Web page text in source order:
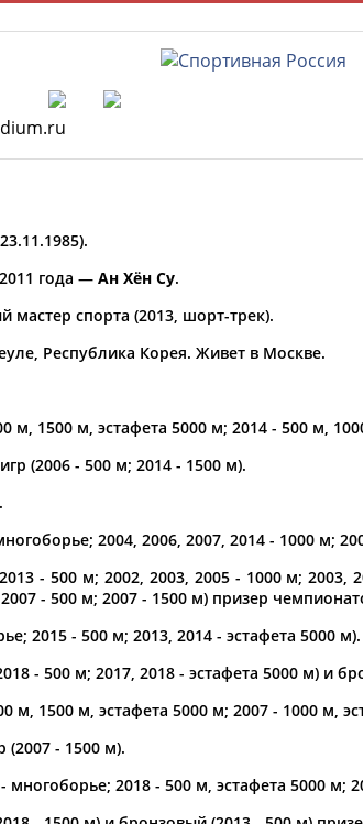
регион*
проживания
рождения
Виктор
Виктор
года — Ан Хён Су.
мастер спорта (2013, шорт-трек).
Республика Корея. Живет в Москве.
1500 м, эстафета 5000 м; 2014 - 500 м,
(2006 - 500 м; 2014 - 1500 м).
2004, 2006, 2007, 2014 - 1000 м;
- 500 м; 2002, 2003, 2005 - 1000 м; 2003,
- 500 м; 2007 - 1500 м) призер
2015 - 500 м; 2013, 2014 - эстафета 5000 м).
- 500 м; 2017, 2018 - эстафета 5000 м) и
м, 1500 м, эстафета 5000 м; 2007 - 1000 м,
(2007 - 1500 м).
2018 - 500 м, эстафета 5000 м;